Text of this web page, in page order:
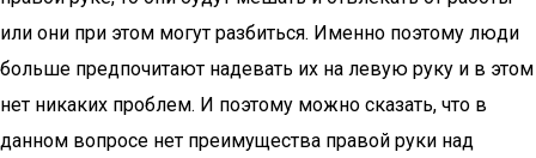
или они при этом могут разбиться. Именно поэтому люди
больше предпочитают надевать их на левую руку и в этом
нет никаких проблем. И поэтому можно сказать, что в
данном вопросе нет преимущества правой руки над